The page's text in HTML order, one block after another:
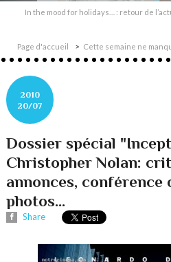
In the mood for holidays… : retour de
Page d'accueil Cette semaine ne
2010
20/07
Dossier spécial
Christopher Nolan:
annonces, conférence
photos...
Share